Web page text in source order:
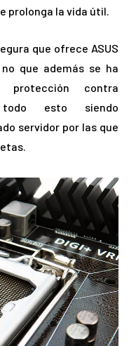
prolonga la vida útil.
que ofrece ASUS
que además se ha
contra
todo esto siendo
servidor por las que